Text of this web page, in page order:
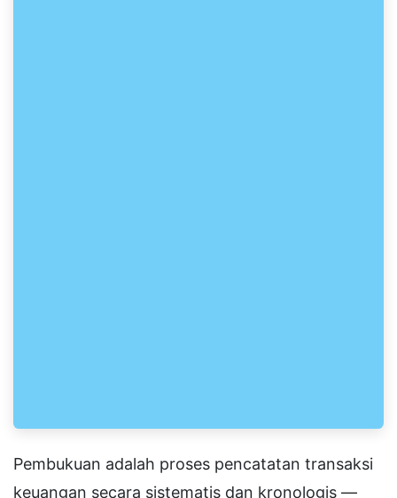
Pembukuan adalah proses pencatatan transaksi
keuangan secara sistematis dan kronologis —